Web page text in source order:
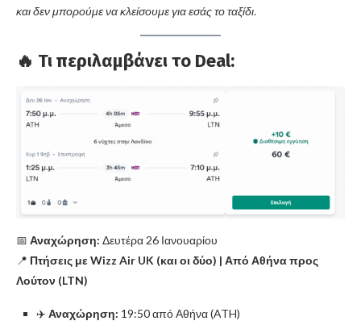
και δεν μπορούμε να κλείσουμε για εσάς το ταξίδι.
🔥 Τι περιλαμβάνει το Deal:
📅 Αναχώρηση: Δευτέρα 26 Ιανουαρίου
📍 Πτήσεις με Wizz Air UK (και οι δύο) | Από Αθήνα προς
Λούτον (LTN)
✈️ Αναχώρηση: 19:50 από Αθήνα (ATH)